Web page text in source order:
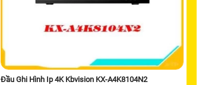
Đầu Ghi Hình Ip 4K Kbvision KX-A4K8104N2